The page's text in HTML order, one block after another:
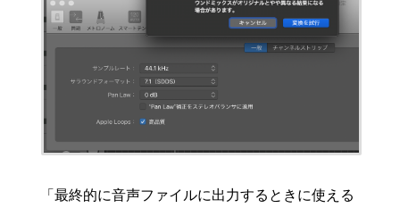
「最終的に音声ファイルに出力するときに使える